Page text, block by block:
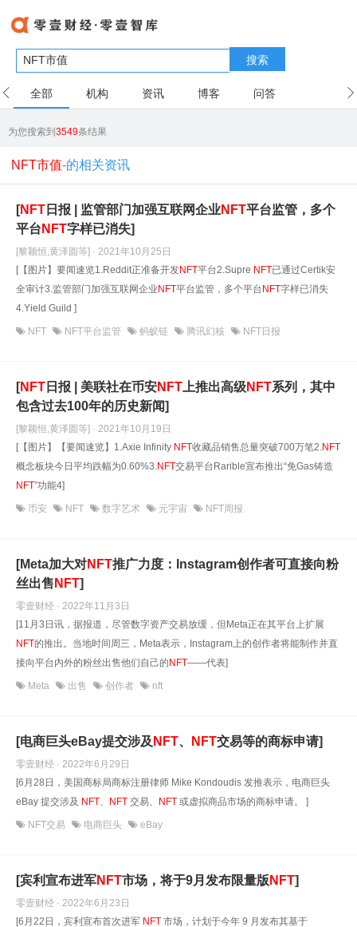
搜索
全部 机构 资讯 博客 问答
为您搜索到3549条结果
NFT市值-的相关资讯
[NFT 日报 | 监管部门加强互联网企业NFT平台监管，多个
平台 NFT字样已消失]
[黎颖恒,黄泽圆等] · 2021年10月25日
[【图片】要闻速览1.Reddit正准备开发NFT平台2.Supre NFT已通过Certik安
全审计3.监管部门加强互联网企业NFT平台监管，多个平台NFT字样已消失
4.Yield Guild ]
NFT NFT平台监管 蚂蚁链 腾讯幻核 NFT日报
[NFT 日报 | 美联社在币安NFT 上推出高级NFT系列，其中
包含过去100年的历史新闻]
[黎颖恒,黄泽圆等] · 2021年10月19日
[【图片】【要闻速览】1.Axie Infinity NFT收藏品销售总量突破700万笔2.NFT
概念板块今日平均跌幅为0.60%3.NFT交易平台Rarible宣布推出“免Gas铸造
NFT”功能4]
币安 NFT 数字艺术 元宇宙 NFT周报
[Meta加大对NFT推广力度：Instagram创作者可直接向粉
丝出售 NFT]
零壹财经 · 2022年11月3日
[11月3日讯，据报道，尽管数字资产交易放缓，但Meta正在其平台上扩展
NFT的推出。当地时间周三，Meta表示，Instagram上的创作者将能制作并直
接向平台内外的粉丝出售他们自己的NFT——代表]
Meta 出售 创作者 nft
[电商巨头eBay提交涉及 NFT、 NFT交易等的商标申请]
零壹财经 · 2022年6月29日
[6月28日，美国商标局商标注册律师 Mike Kondoudis 发推表示，电商巨头
eBay 提交涉及 NFT、 NFT 交易、 NFT 或虚拟商品市场的商标申请。 ]
NFT交易 电商巨头 eBay
[宾利宣布进军NFT市场，将于9月发布限量版 NFT]
零壹财经 · 2022年6月23日
[6月22日，宾利宣布首次进军 NFT 市场，计划于今年 9 月发布其基于